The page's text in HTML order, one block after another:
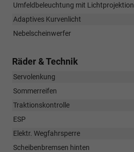
Umfeldbeleuchtung mit Lichtprojektion
Adaptives Kurvenlicht
Nebelscheinwerfer
Räder & Technik
Servolenkung
Sommerreifen
Traktionskontrolle
ESP
Elektr. Wegfahrsperre
Scheibenbremsen hinten